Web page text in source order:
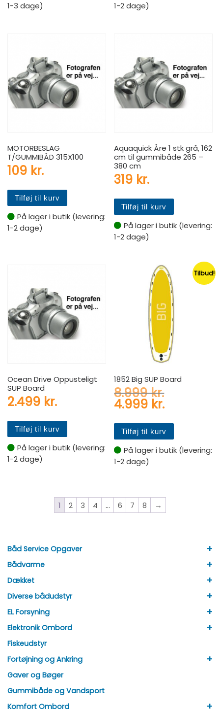
1-3 dage) 1-2 dage)
MOTORBESLAG
T/GUMMIBÅD 315X100
109 kr.
Tilføj til kurv
På lager i butik (levering:
1-2 dage)
Aquaquick Åre 1 stk grå, 162
cm til gummibåde 265 –
380 cm
319 kr.
Tilføj til kurv
På lager i butik (levering:
1-2 dage)
Ocean Drive Oppusteligt
SUP Board
2.499 kr.
Tilføj til kurv
På lager i butik (levering:
1-2 dage)
Tilbud!
1852 Big SUP Board
8.999kr.Den
4.999 kr.Den
Tilføj til kurv
På lager i butik (levering:
1-2 dage)
1 2 3 4 … 6 7 8 →
Båd Service Opgaver +
Bådvarme +
Dækket +
Diverse bådudstyr +
EL Forsyning +
Elektronik Ombord +
Fiskeudstyr
Fortøjning og Ankring
+
Gaver og Bøger
Gummibåde og Vandsport
Komfort Ombord
+